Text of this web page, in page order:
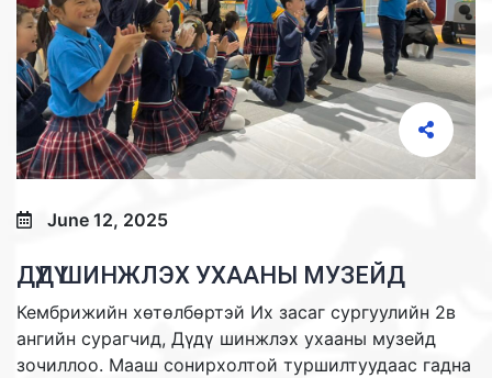
June 12, 2025
ДҮДҮ ШИНЖЛЭХ УХААНЫ МУЗЕЙД
Кембрижийн хөтөлбөртэй Их засаг сургуулийн 2в
ангийн сурагчид, Дүдү шинжлэх ухааны музейд
зочиллоо. Мааш сонирхолтой туршилтуудаас гадна